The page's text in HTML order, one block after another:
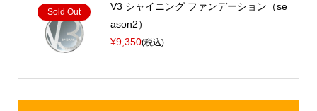
Sold Out
V3 シャイニング ファンデーション（se
ason2）
¥9,350(税込)